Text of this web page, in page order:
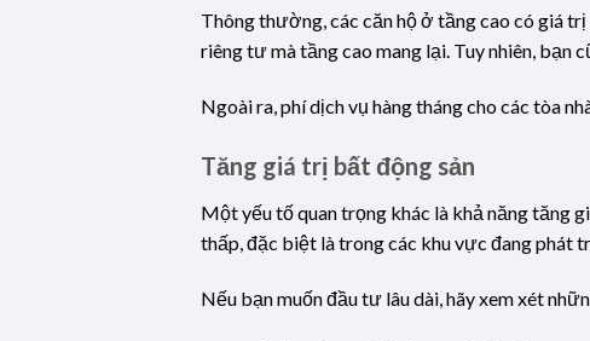
Thông thường, các căn hộ ở tầng cao có giá
riêng tư mà tầng cao mang lại. Tuy nhiên, bạn
Ngoài ra, phí dịch vụ hàng tháng cho các tòa
Tăng giá trị bất động sản
Một yếu tố quan trọng khác là khả năng tăng
thấp, đặc biệt là trong các khu vực đang phát
Nếu bạn muốn đầu tư lâu dài, hãy xem xét